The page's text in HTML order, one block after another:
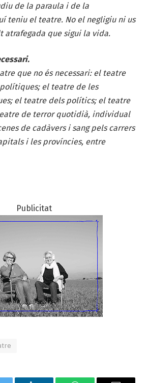
de la paraula i de la
teniu el teatre. No el negligiu ni us
atrafegada que sigui la vida.
que no és necessari: el teatre
el teatre de les
el teatre dels polítics; el teatre
de terror quotidià, individual
de cadàvers i sang pels carrers
i les províncies, entre
Publicitat